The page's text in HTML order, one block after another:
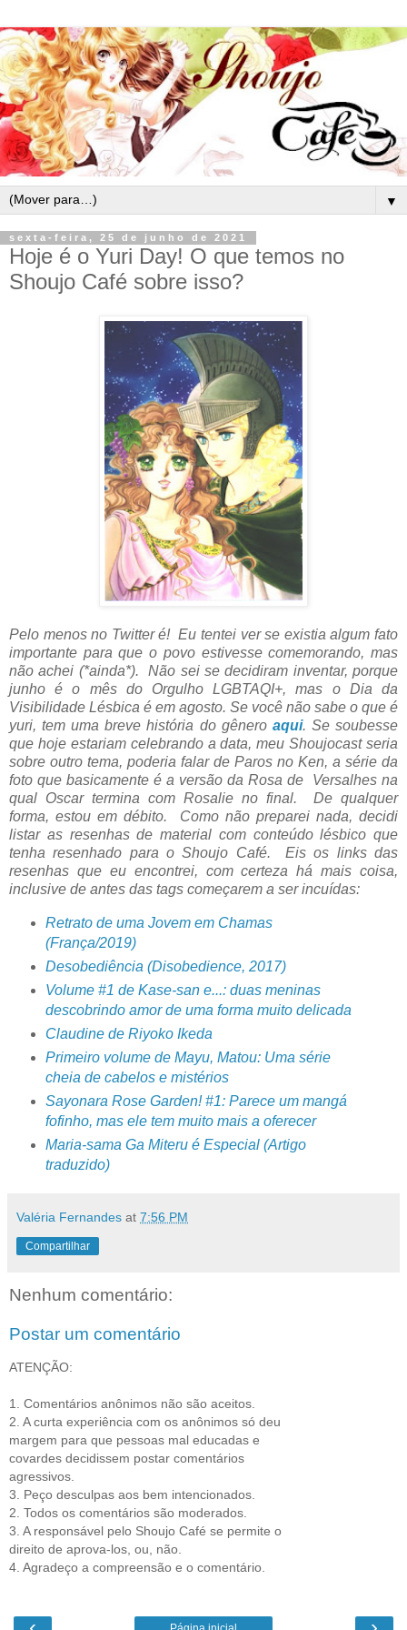
▼
sexta-feira, 25 de junho de 2021
Hoje é o Yuri Day! O que temos no
Shoujo Café sobre isso?
Pelo menos no Twitter é! Eu tentei ver se existia algum fato
importante para que o povo estivesse comemorando, mas
não achei (*ainda*). Não sei se decidiram inventar, porque
junho é o mês do Orgulho LGBTAQI+, mas o Dia da
Visibilidade Lésbica é em agosto. Se você não sabe o que é
yuri, tem uma breve história do gênero aqui. Se soubesse
que hoje estariam celebrando a data, meu Shoujocast seria
sobre outro tema, poderia falar de Paros no Ken, a série da
foto que basicamente é a versão da Rosa de Versalhes na
qual Oscar termina com Rosalie no final. De qualquer
forma, estou em débito. Como não preparei nada, decidi
listar as resenhas de material com conteúdo lésbico que
tenha resenhado para o Shoujo Café. Eis os links das
resenhas que eu encontrei, com certeza há mais coisa,
inclusive de antes das tags começarem a ser incuídas:
Retrato de uma Jovem em Chamas
(França/2019)
Desobediência (Disobedience, 2017)
Volume #1 de Kase-san e...: duas meninas
descobrindo amor de uma forma muito delicada
Claudine de Riyoko Ikeda
Primeiro volume de Mayu, Matou: Uma série
cheia de cabelos e mistérios
Sayonara Rose Garden! #1: Parece um mangá
fofinho, mas ele tem muito mais a oferecer
Maria-sama Ga Miteru é Especial (Artigo
traduzido)
Valéria Fernandes at 7:56 PM
Compartilhar
Nenhum comentário:
Postar um comentário
ATENÇÃO:
1. Comentários anônimos não são aceitos.
2. A curta experiência com os anônimos só deu
margem para que pessoas mal educadas e
covardes decidissem postar comentários
agressivos.
3. Peço desculpas aos bem intencionados.
2. Todos os comentários são moderados.
3. A responsável pelo Shoujo Café se permite o
direito de aprova-los, ou, não.
4. Agradeço a compreensão e o comentário.